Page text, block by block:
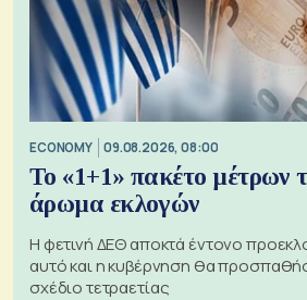
ECONOMY 09.08.2026, 08:00
Το «1+1» πακέτο μέτρων
άρωμα εκλογών
Η φετινή ΔΕΘ αποκτά έντονο
αυτό και η κυβέρνηση θα
σχέδιο τετραετίας